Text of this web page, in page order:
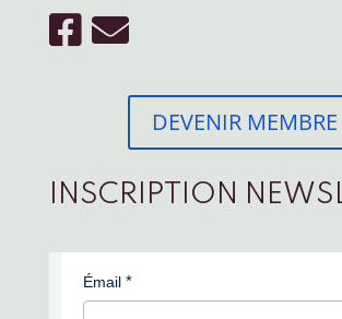
DEVENIR MEMBRE
INSCRIPTION
Émail